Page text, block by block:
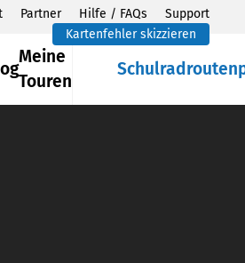
Partner Hilfe / FAQs
Support
Kartenfehler skizzieren
Meine
Touren